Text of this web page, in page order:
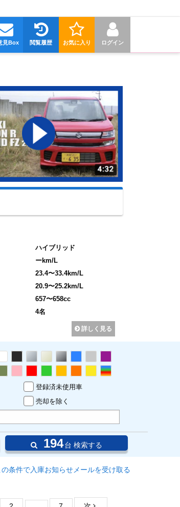
ログイン
お気に入り
閲覧履歴
見Box
ハイブリッド
ーkm/L
23.4〜33.4km/L
20.9〜25.2km/L
657〜658cc
4名
詳しく見る
登録済未使用車
売却を除く
194台 検索する
の条件で入庫お知らせメールを受け取る